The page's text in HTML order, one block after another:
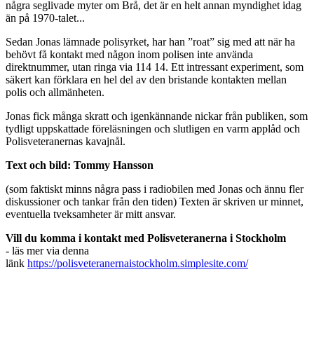
några seglivade myter om Brå, det är en helt annan myndighet idag
än på 1970-talet...
Sedan Jonas lämnade polisyrket, har han ”roat” sig med att när ha
behövt få kontakt med någon inom polisen inte använda
direktnummer, utan ringa via 114 14. Ett intressant experiment, som
säkert kan förklara en hel del av den bristande kontakten mellan
polis och allmänheten.
Jonas fick många skratt och igenkännande nickar från publiken, som
tydligt uppskattade föreläsningen och slutligen en varm applåd och
Polisveteranernas kavajnål.
Text och bild: Tommy Hansson
(som faktiskt minns några pass i radiobilen med Jonas och ännu fler
diskussioner och tankar från den tiden) Texten är skriven ur minnet,
eventuella tveksamheter är mitt ansvar.
Vill du komma i kontakt med Polisveteranerna i Stockholm
- läs mer via denna
länk https://polisveteranernaistockholm.simplesite.com/